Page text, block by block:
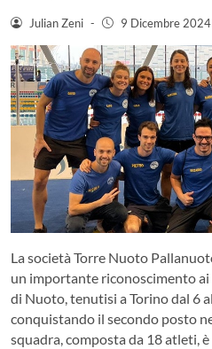
Julian Zeni - 9 Dicembre 2024
La società Torre Nuoto
un importante riconoscimento
di Nuoto, tenutisi a Torino dal 6
conquistando il secondo posto
squadra, composta da 18 atleti,